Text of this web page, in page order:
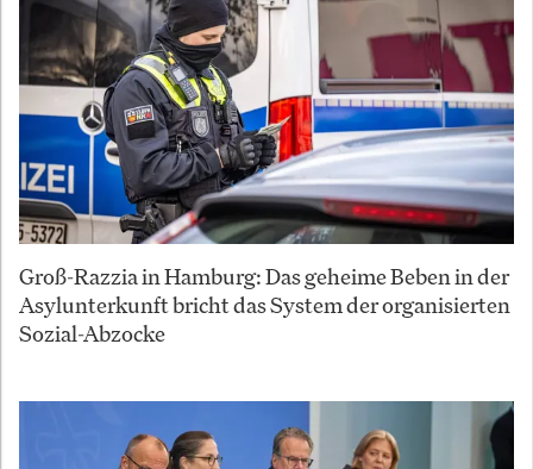
Groß-Razzia in Hamburg: Das geheime Beben in der
Asylunterkunft bricht das System der organisierten
Sozial-Abzocke